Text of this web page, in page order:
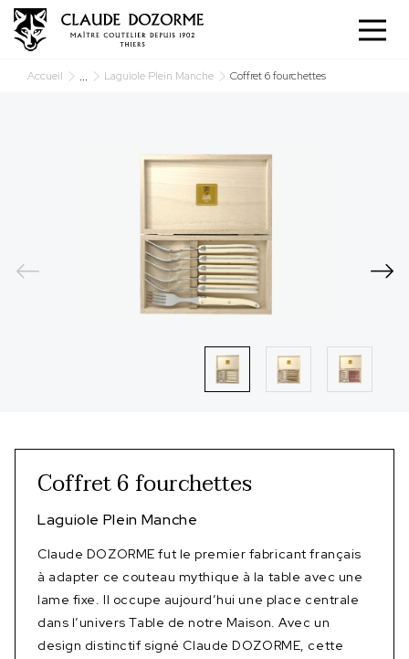
Accueil ... Laguiole Plein Manche Coffret 6 fourchettes
Coffret 6 fourchettes
Laguiole Plein Manche
Claude DOZORME fut le premier fabricant français
à adapter ce couteau mythique à la table avec une
lame fixe. Il occupe aujourd’hui une place centrale
dans l’univers Table de notre Maison. Avec un
design distinctif signé Claude DOZORME, cette
Panneau de gestion des cookies